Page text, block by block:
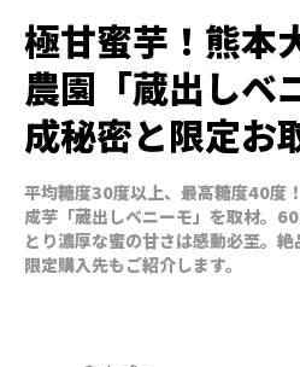
極甘蜜芋！熊本
農園「蔵出しベ
成秘密と限定お
平均糖度30度以上、最高糖度40度
成芋「蔵出しベニーモ」を取材。
とり濃厚な蜜の甘さは感動必至。
限定購入先もご紹介します。